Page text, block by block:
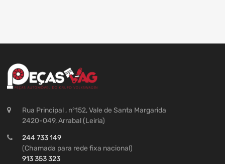
Rua Principal , nº152, Vale de Santa Margarida
2420-049, Arrabal (Leiria)
244 733 149
(Chamada para rede fixa nacional)
913 353 323